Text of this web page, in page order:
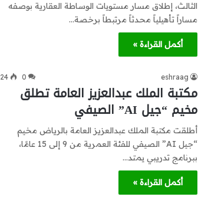
الثالث، إطلاق مسار مستويات الوساطة العقارية بوصفه
مساراً تأهيلياً محدثاً مرتبطاً برخصة…
أكمل القراءة »
eshraag
0
24
مكتبة الملك عبدالعزيز العامة تطلق
مخيم “جيل AI” الصيفي
أطلقت مكتبة الملك عبدالعزيز العامة بالرياض مخيم
“جيل AI” الصيفي للفئة العمرية من 9 إلى 15 عامًا،
ببرنامج تدريبي يمتد…
أكمل القراءة »